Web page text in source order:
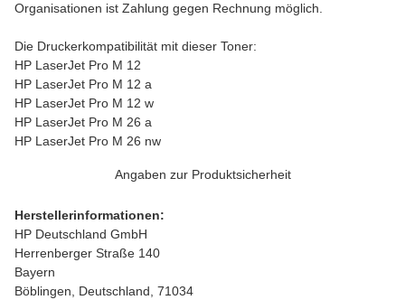
Organisationen ist Zahlung gegen Rechnung möglich.
Die Druckerkompatibilität mit dieser Toner:
HP LaserJet Pro M 12
HP LaserJet Pro M 12 a
HP LaserJet Pro M 12 w
HP LaserJet Pro M 26 a
HP LaserJet Pro M 26 nw
Angaben zur Produktsicherheit
Herstellerinformationen:
HP Deutschland GmbH
Herrenberger Straße 140
Bayern
Böblingen, Deutschland, 71034